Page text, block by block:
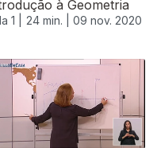
à Geometria
1 | 24 min. | 09 nov. 2020